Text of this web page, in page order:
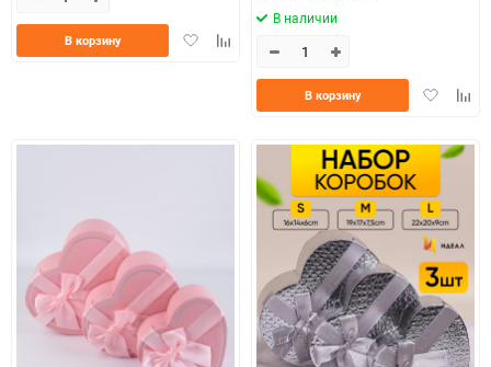
ДобавитьДобавить
сравнению
В корзину
В наличии
Добавить
В корзину